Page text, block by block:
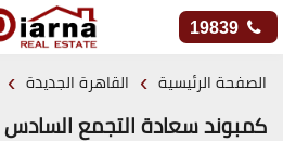
19839
الصفحة الرئيسية › القاهرة الجديدة ›